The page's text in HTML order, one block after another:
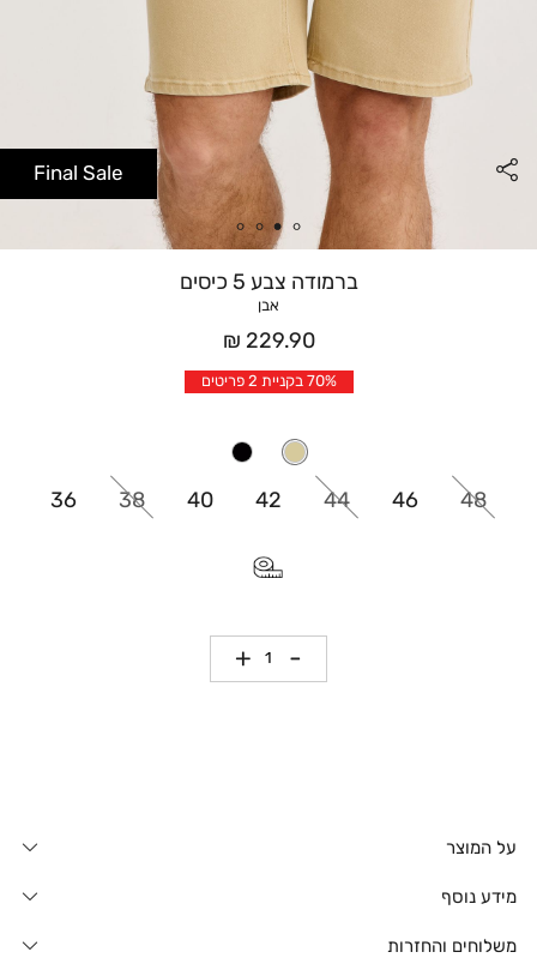
ברמודה צבע 5 כיסים
אבן
מחיר
אחרי
הנחה
229.90 ₪
70% בקניית 2 פריטים
36 38 40 42 44 46 48
כמות
על המוצר
מידע נוסף
משלוחים והחזרות
Final Sale